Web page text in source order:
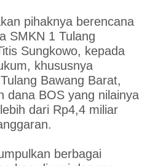
pihaknya berencana
SMKN 1 Tulang
Sungkowo, kepada
khususnya
Bawang Barat,
dana BOS yang nilainya
dari Rp4,4 miliar
berbagai